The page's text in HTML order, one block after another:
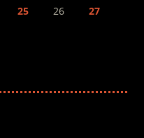
25 26
27